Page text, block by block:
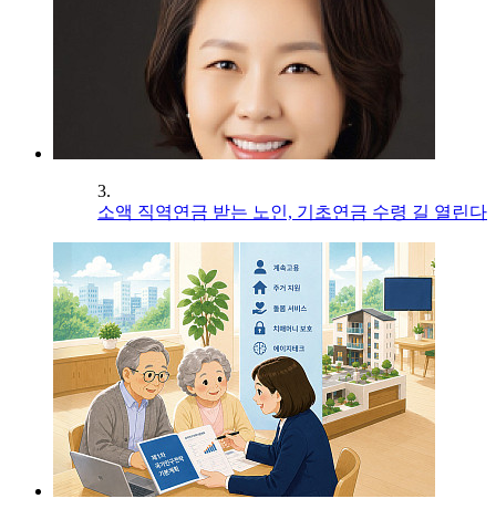
3.
소액 직역연금 받는 노인, 기초연금 수령 길 열린다